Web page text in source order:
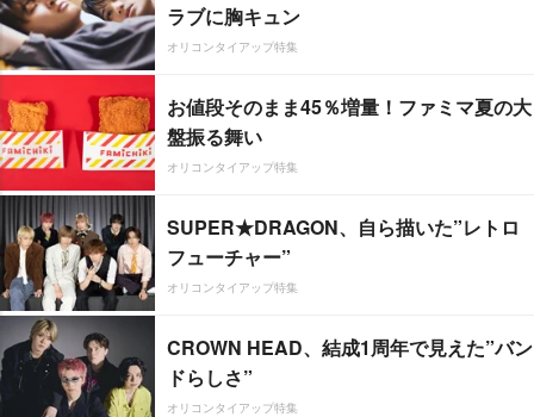
ラブに胸キュン
オリコンタイアップ特集
お値段そのまま45％増量！ファミマ夏の大
盤振る舞い
オリコンタイアップ特集
SUPER★DRAGON、自ら描いた”レトロ
フューチャー”
オリコンタイアップ特集
CROWN HEAD、結成1周年で見えた”バン
ドらしさ”
オリコンタイアップ特集